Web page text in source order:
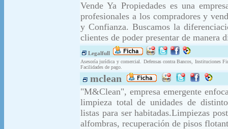
Vende Ya Propiedades es una
profesionales a los compradores y
y Confianza. Buscamos la
clientes de poder presentar de manera
Legalfull
Asesoría jurídica y comercial. Defensas contra Bancos, Instituciones
Facilidades de pago.
mclean
"M&Clean", empresa emergente
limpieza total de unidades de
listas para ser habitadas.Limpiezas
alfombras, recuperación de pisos